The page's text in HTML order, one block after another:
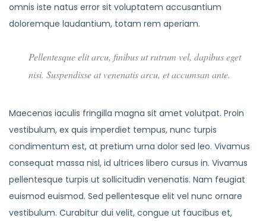
omnis iste natus error sit voluptatem accusantium
doloremque laudantium, totam rem aperiam.
Pellentesque elit arcu, finibus ut rutrum vel, dapibus eget
nisi. Suspendisse at venenatis arcu, et accumsan ante.
Maecenas iaculis fringilla magna sit amet volutpat. Proin
vestibulum, ex quis imperdiet tempus, nunc turpis
condimentum est, at pretium urna dolor sed leo. Vivamus
consequat massa nisl, id ultrices libero cursus in. Vivamus
pellentesque turpis ut sollicitudin venenatis. Nam feugiat
euismod euismod. Sed pellentesque elit vel nunc ornare
vestibulum. Curabitur dui velit, congue ut faucibus et,